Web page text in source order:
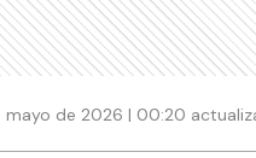
mayo de 2026 | 00:20